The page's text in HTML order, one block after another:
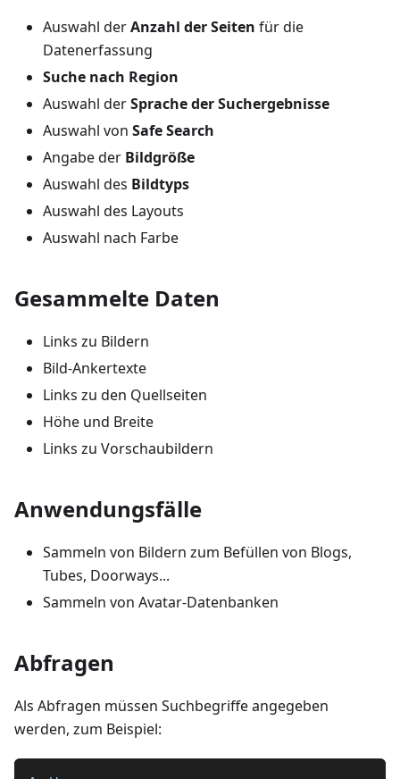
Auswahl derAnzahl der Seiten für die
Datenerfassung
Suche nach Region
Auswahl derSprache der Suchergebnisse
Auswahl von Safe Search
Angabe der Bildgröße
Auswahl des Bildtyps
Auswahl des Layouts
Auswahl nach Farbe
Gesammelte Daten
Links zu Bildern
Bild-Ankertexte
Links zu den Quellseiten
Höhe und Breite
Links zu Vorschaubildern
Anwendungsfälle
Sammeln von Bildern zum Befüllen von Blogs,
Tubes, Doorways...
Sammeln von Avatar-Datenbanken
Abfragen
Als Abfragen müssen Suchbegriffe angegeben
werden, zum Beispiel: